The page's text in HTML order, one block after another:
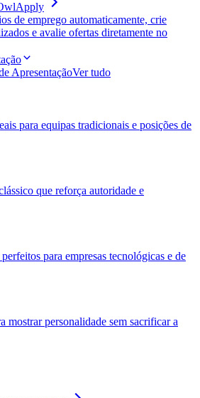
de emprego automaticamente, crie
e avalie ofertas diretamente no
ApresentaçãoVer tudo
para equipas tradicionais e posições de
que reforça autoridade e
para empresas tecnológicas e de
mostrar personalidade sem sacrificar a